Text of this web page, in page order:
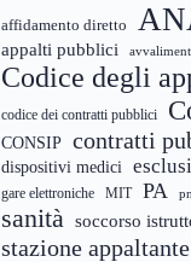
affidamento diretto
appalti pubblici
Codice degli
codice dei contratti pubblici
CONSIP contratti
dispositivi medici
gare elettroniche MIT PA
sanità soccorso
stazione appaltante